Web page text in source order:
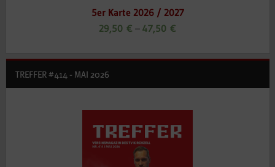
5er Karte 2026 / 2027
29,50 € – 47,50 €
TREFFER #414 - MAI 2026